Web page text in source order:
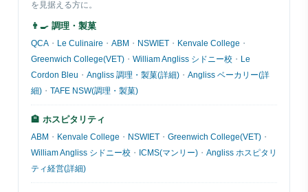
を見据える方に。
👨‍🍳 調理・製菓
QCA ・ Le Culinaire ・ ABM ・ NSWIET ・ Kenvale College ・
Greenwich College(VET) ・ William Angliss シドニー校 ・ Le
Cordon Bleu ・ Angliss 調理・製菓(詳細) ・ Angliss ベーカリー(詳
細) ・ TAFE NSW(調理・製菓)
🏨 ホスピタリティ
ABM ・ Kenvale College ・ NSWIET ・ Greenwich College(VET) ・
William Angliss シドニー校 ・ ICMS(マンリー) ・ Angliss ホスピタリ
ティ経営(詳細)